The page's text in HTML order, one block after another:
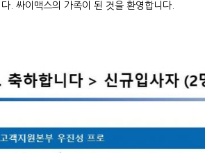
. 싸이맥스의 가족이 된 것을 환영합니다.